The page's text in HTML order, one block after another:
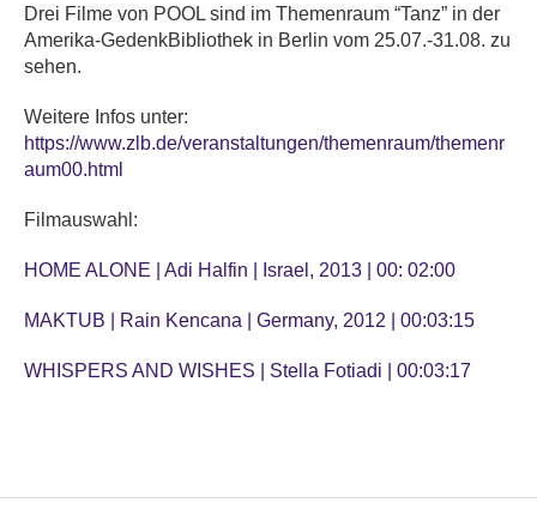
Drei Filme von POOL sind im Themenraum “Tanz” in der
Amerika-GedenkBibliothek in Berlin vom 25.07.-31.08. zu
sehen.
Weitere Infos unter:
https://www.zlb.de/veranstaltungen/themenraum/themenr
aum00.html
Filmauswahl:
HOME ALONE | Adi Halfin | Israel, 2013 | 00: 02:00
MAKTUB | Rain Kencana | Germany, 2012 | 00:03:15
WHISPERS AND WISHES | Stella Fotiadi | 00:03:17